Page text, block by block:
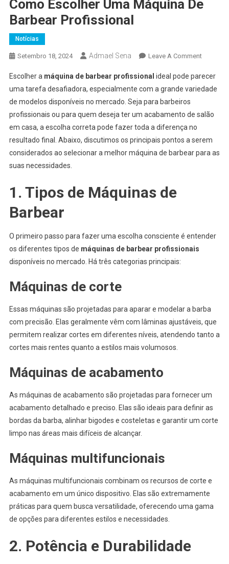
Como Escolher Uma Máquina De
Barbear Profissional
Notícias
Setembro 18, 2024 Admael Sena Leave A CommentOn
Escolher
Uma
De
Escolher a máquina de barbear profissional ideal pode parecer
uma tarefa desafiadora, especialmente com a grande variedade
de modelos disponíveis no mercado. Seja para barbeiros
profissionais ou para quem deseja ter um acabamento de salão
em casa, a escolha correta pode fazer toda a diferença no
resultado final. Abaixo, discutimos os principais pontos a serem
considerados ao selecionar a melhor máquina de barbear para as
suas necessidades.
1. Tipos de Máquinas de
Barbear
O primeiro passo para fazer uma escolha consciente é entender
os diferentes tipos de máquinas de barbear profissionais
disponíveis no mercado. Há três categorias principais:
Máquinas de corte
Essas máquinas são projetadas para aparar e modelar a barba
com precisão. Elas geralmente vêm com lâminas ajustáveis, que
permitem realizar cortes em diferentes níveis, atendendo tanto a
cortes mais rentes quanto a estilos mais volumosos.
Máquinas de acabamento
As máquinas de acabamento são projetadas para fornecer um
acabamento detalhado e preciso. Elas são ideais para definir as
bordas da barba, alinhar bigodes e costeletas e garantir um corte
limpo nas áreas mais difíceis de alcançar.
Máquinas multifuncionais
As máquinas multifuncionais combinam os recursos de corte e
acabamento em um único dispositivo. Elas são extremamente
práticas para quem busca versatilidade, oferecendo uma gama
de opções para diferentes estilos e necessidades.
2. Potência e Durabilidade